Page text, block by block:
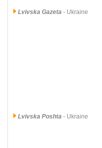
Lvivska Gazeta - Ukraine
Lvivska Poshta - Ukraine